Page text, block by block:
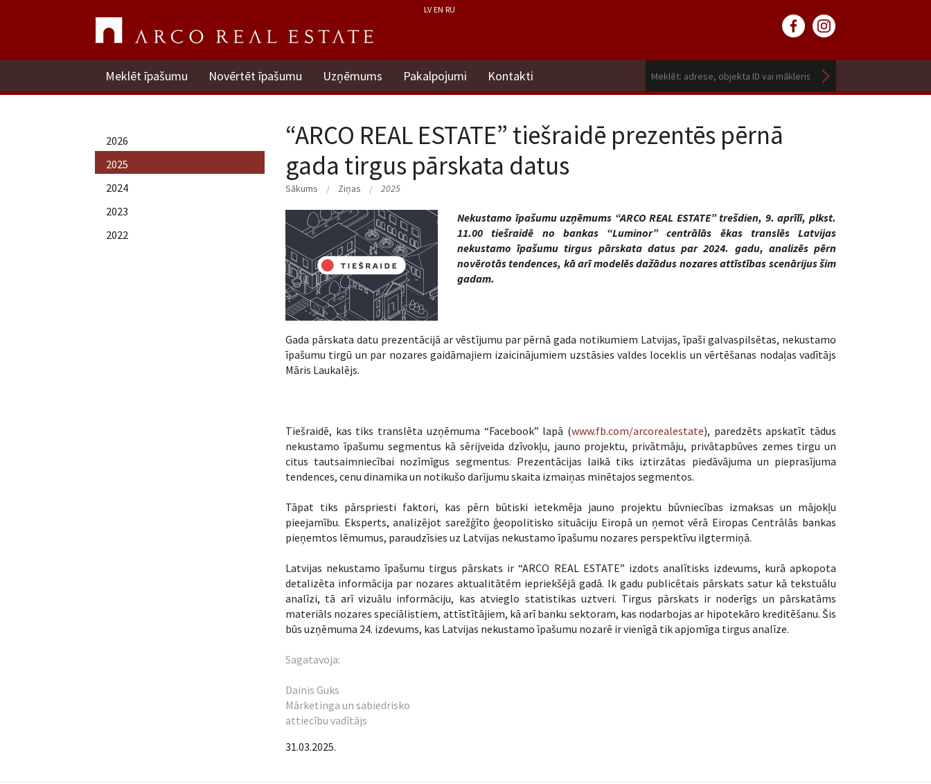
LV EN RU
Meklēt īpašumu Novērtēt īpašumu Uzņēmums Pakalpojumi Kontakti
2026
2025
2024
2023
2022
“ARCO REAL ESTATE” tiešraidē prezentēs pērnā
gada tirgus pārskata datus
Sākums Ziņas 2025
Nekustamo īpašumu uzņēmums “ARCO REAL ESTATE” trešdien, 9. aprīlī, plkst.
11.00 tiešraidē no bankas “Luminor” centrālās ēkas translēs Latvijas
nekustamo īpašumu tirgus pārskata datus par 2024. gadu, analizēs pērn
novērotās tendences, kā arī modelēs dažādus nozares attīstības scenārijus šim
gadam.
Gada pārskata datu prezentācijā ar vēstījumu par pērnā gada notikumiem Latvijas, īpaši galvaspilsētas, nekustamo
īpašumu tirgū un par nozares gaidāmajiem izaicinājumiem uzstāsies valdes loceklis un vērtēšanas nodaļas vadītājs
Māris Laukalējs.
Tiešraidē, kas tiks translēta uzņēmuma “Facebook” lapā (www.fb.com/arcorealestate), paredzēts apskatīt tādus
nekustamo īpašumu segmentus kā sērijveida dzīvokļu, jauno projektu, privātmāju, privātapbūves zemes tirgu un
citus tautsaimniecībai nozīmīgus segmentus. Prezentācijas laikā tiks iztirzātas piedāvājuma un pieprasījuma
tendences, cenu dinamika un notikušo darījumu skaita izmaiņas minētajos segmentos.
Tāpat tiks pārspriesti faktori, kas pērn būtiski ietekmēja jauno projektu būvniecības izmaksas un mājokļu
pieejamību. Eksperts, analizējot sarežģīto ģeopolitisko situāciju Eiropā un ņemot vērā Eiropas Centrālās bankas
pieņemtos lēmumus, paraudzīsies uz Latvijas nekustamo īpašumu nozares perspektīvu ilgtermiņā.
Latvijas nekustamo īpašumu tirgus pārskats ir “ARCO REAL ESTATE” izdots analītisks izdevums, kurā apkopota
detalizēta informācija par nozares aktualitātēm iepriekšējā gadā. Ik gadu publicētais pārskats satur kā tekstuālu
analīzi, tā arī vizuālu informāciju, kas atvieglo statistikas uztveri. Tirgus pārskats ir noderīgs un pārskatāms
materiāls nozares speciālistiem, attīstītājiem, kā arī banku sektoram, kas nodarbojas ar hipotekāro kreditēšanu. Šis
būs uzņēmuma 24. izdevums, kas Latvijas nekustamo īpašumu nozarē ir vienīgā tik apjomīga tirgus analīze.
Sagatavoja:
Dainis Guks
Mārketinga un sabiedrisko
attiecību vadītājs
31.03.2025.